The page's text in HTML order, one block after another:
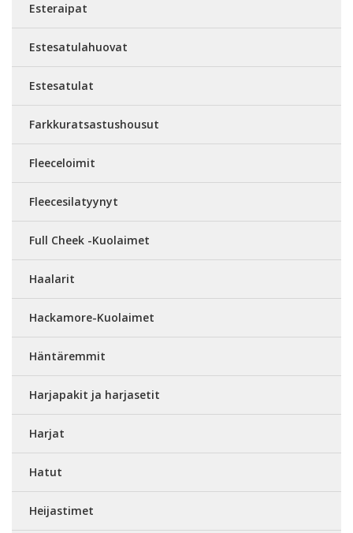
Esteraipat
Estesatulahuovat
Estesatulat
Farkkuratsastushousut
Fleeceloimit
Fleecesilatyynyt
Full Cheek -Kuolaimet
Haalarit
Hackamore-Kuolaimet
Häntäremmit
Harjapakit ja harjasetit
Harjat
Hatut
Heijastimet